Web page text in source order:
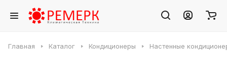
Главная Каталог Кондиционеры Настенные